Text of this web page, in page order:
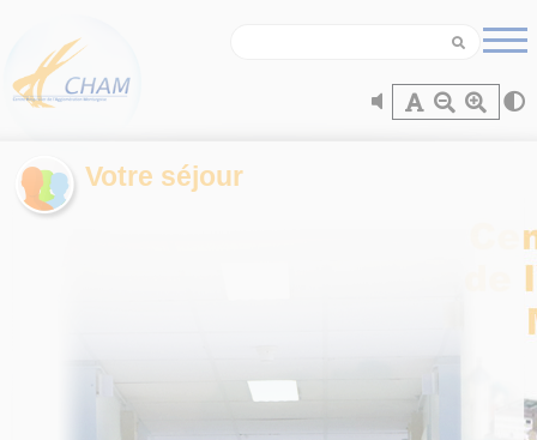
Votre séjour